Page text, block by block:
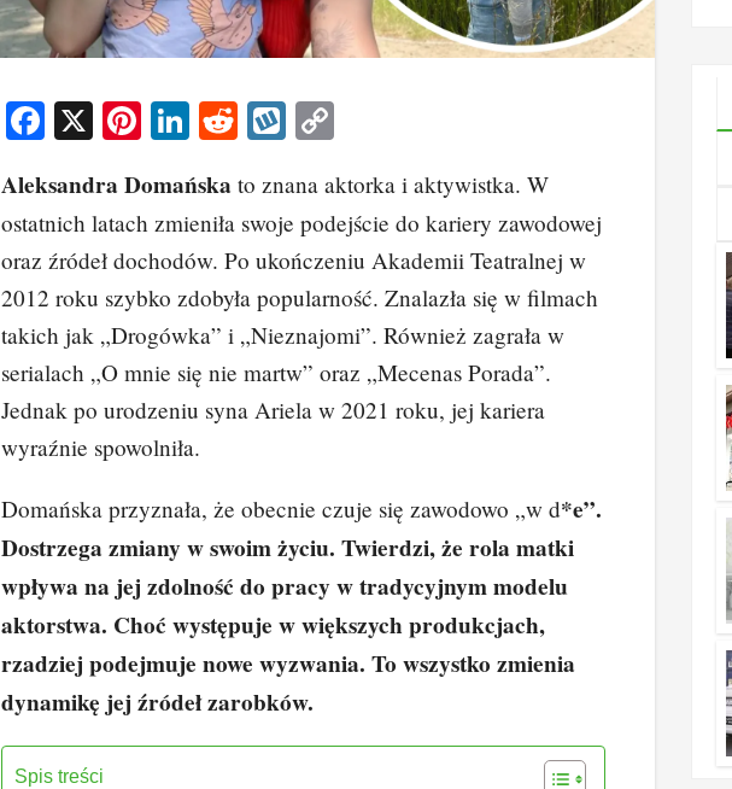
F
c
e
b
o
o
k
X
Pi
er
e
st
Li
k
e
dI
n
R
d
di
t
W
o
p
p
y
Li
n
k
Aleksandra Domańska to znana aktorka i aktywistka. W
ostatnich latach zmieniła swoje podejście do kariery zawodowej
oraz źródeł dochodów. Po ukończeniu Akademii Teatralnej w
2012 roku szybko zdobyła popularność. Znalazła się w filmach
takich jak „Drogówka” i „Nieznajomi”. Również zagrała w
serialach „O mnie się nie martw” oraz „Mecenas Porada”.
Jednak po urodzeniu syna Ariela w 2021 roku, jej kariera
wyraźnie spowolniła.
Domańska przyznała, że obecnie czuje się zawodowo „w d*e”.
Dostrzega zmiany w swoim życiu. Twierdzi, że rola matki
wpływa na jej zdolność do pracy w tradycyjnym modelu
aktorstwa. Choć występuje w większych produkcjach,
rzadziej podejmuje nowe wyzwania. To wszystko zmienia
dynamikę jej źródeł zarobków.
Spis treści